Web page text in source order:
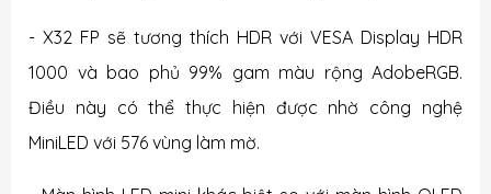
- X32 FP sẽ tương thích HDR với VESA Display HDR
1000 và bao phủ 99% gam màu rộng AdobeRGB.
Điều này có thể thực hiện được nhờ công nghệ
MiniLED với 576 vùng làm mờ.